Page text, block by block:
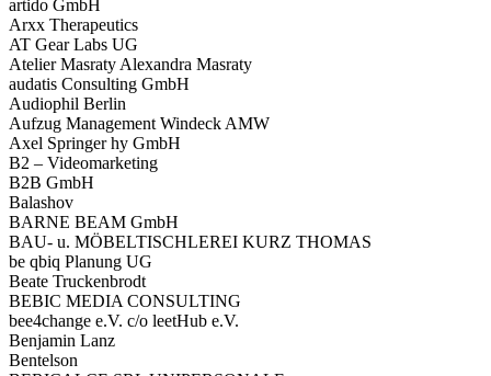
artido GmbH
Arxx Therapeutics
AT Gear Labs UG
Atelier Masraty Alexandra Masraty
audatis Consulting GmbH
Audiophil Berlin
Aufzug Management Windeck AMW
Axel Springer hy GmbH
B2 – Videomarketing
B2B GmbH
Balashov
BARNE BEAM GmbH
BAU- u. MÖBELTISCHLEREI KURZ THOMAS
be qbiq Planung UG
Beate Truckenbrodt
BEBIC MEDIA CONSULTING
bee4change e.V. c/o leetHub e.V.
Benjamin Lanz
Bentelson